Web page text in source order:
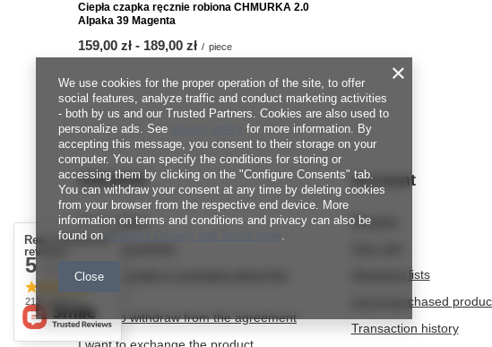
Ciepła czapka ręcznie robiona CHMURKA 2.0
Alpaka 39 Magenta
from
159,00 zł - to
189,00 zł / piece
ORDERS
Order status
I want to make a complaint about the
product
I want to withdraw from the agreement
Account
Register
Shopping lists
List of purchased
Transaction history
Real customers
reviews
5
213 reviews
We use cookies for the proper operation of the site, to offer
social features, analyze traffic and conduct marketing activities
- both by us and our Trusted Partners. Cookies are also used to
personalize ads. See
for more information. By
accepting this message, you consent to their storage on your
computer. You can specify the conditions for storing or
accessing them by clicking on the "Configure Consents" tab.
You can withdraw your consent at any time by deleting cookies
from your browser from the respective end device. More
information on terms and conditions and privacy can also be
found on
.
Close